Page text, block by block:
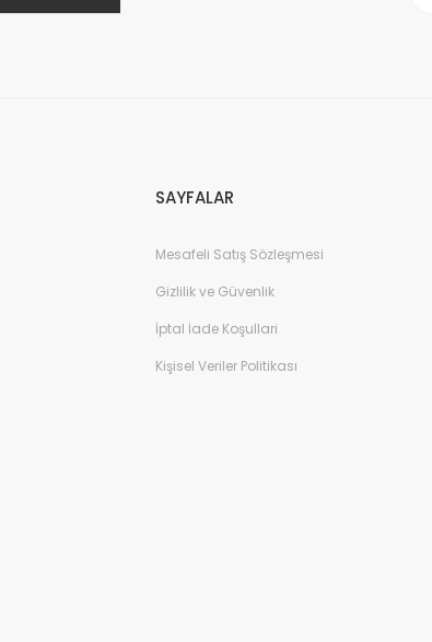
SAYFALAR
Mesafeli Satış Sözleşmesi
Gizlilik ve Güvenlik
İptal İade Koşullari
Kişisel Veriler Politikası